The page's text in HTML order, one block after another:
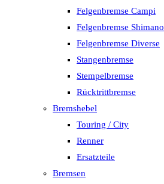
Felgenbremse Campi
Felgenbremse Shimano
Felgenbremse Diverse
Stangenbremse
Stempelbremse
Rücktrittbremse
Bremshebel
Touring / City
Renner
Ersatzteile
Bremsen